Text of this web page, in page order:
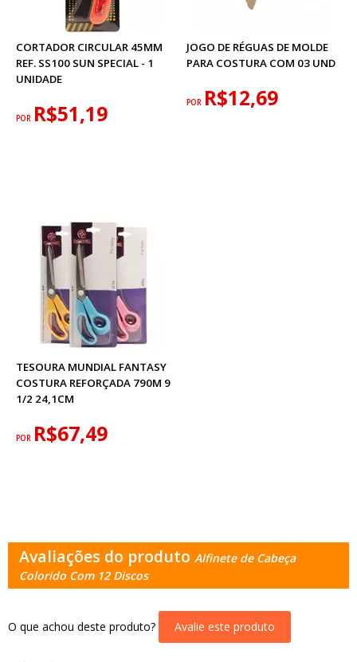
CORTADOR CIRCULAR 45MM
REF. SS100 SUN SPECIAL - 1
UNIDADE
POR R$51,19
JOGO DE RÉGUAS DE MOLDE
PARA COSTURA COM 03 UND
POR R$12,69
TESOURA MUNDIAL FANTASY
COSTURA REFORÇADA 790M 9
1/2 24,1CM
POR R$67,49
Avaliações do produto Alfinete de Cabeça
Colorido Com 12 Discos
O que achou deste produto? Avalie este produto